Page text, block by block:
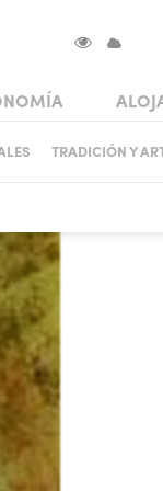
TRADICIÓN Y
EN VISOKO
Search